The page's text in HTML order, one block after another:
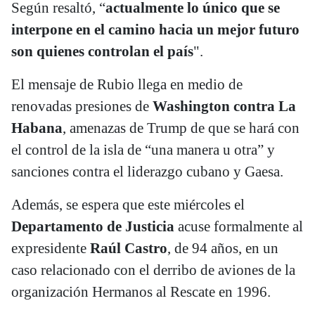
Según resaltó, “actualmente lo único que se
interpone en el camino hacia un mejor futuro
son quienes controlan el país".
El mensaje de Rubio llega en medio de
renovadas presiones de Washington contra La
Habana, amenazas de Trump de que se hará con
el control de la isla de “una manera u otra” y
sanciones contra el liderazgo cubano y Gaesa.
Además, se espera que este miércoles el
Departamento de Justicia acuse formalmente al
expresidente Raúl Castro, de 94 años, en un
caso relacionado con el derribo de aviones de la
organización Hermanos al Rescate en 1996.